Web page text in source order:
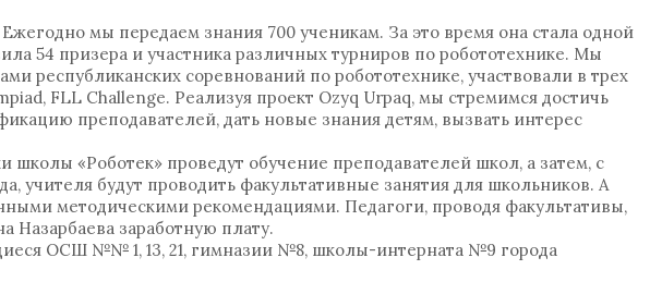
мы передаем знания 700 ученикам. За это время она стала одной
54 призера и участника различных турниров по робототехнике. Мы
республиканских соревнований по робототехнике, участвовали в трех
FLL Challenge. Реализуя проект Ozyq Urpaq, мы стремимся достичь
преподавателей, дать новые знания детям, вызвать интерес
школы «Роботек» проведут обучение преподавателей школ, а затем, с
учителя будут проводить факультативные занятия для школьников. А
методическими рекомендациями. Педагоги, проводя факультативы,
Назарбаева заработную плату.
ОСШ №№ 1, 13, 21, гимназии №8, школы-интерната №9 города